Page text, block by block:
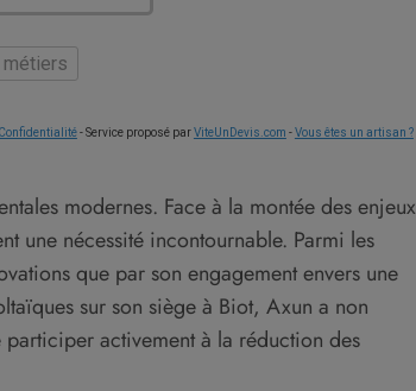
Confidentialité- Service proposé parViteUnDevis.com -Vous êtes un artisan ?
modernes. Face à la montée des enjeux
une nécessité incontournable. Parmi les
que par son engagement envers une
sur son siège à Biot, Axun a non
activement à la réduction des